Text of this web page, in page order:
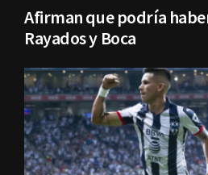
Afirman que podría
Rayados y Boca